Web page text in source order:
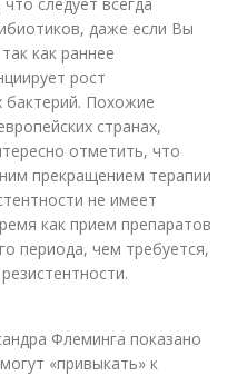
даже если Вы
как раннее
рост
бактерий. Похожие
странах,
отметить, что
прекращением терапии
не имеет
как прием препаратов
периода, чем требуется,
Флеминга показано
«привыкать» к